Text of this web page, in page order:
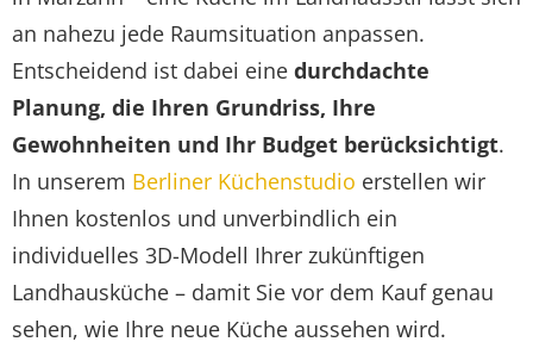
an nahezu jede Raumsituation anpassen.
Entscheidend ist dabei eine durchdachte
Planung, die Ihren Grundriss, Ihre
Gewohnheiten und Ihr Budget berücksichtigt.
In unserem Berliner Küchenstudio erstellen wir
Ihnen kostenlos und unverbindlich ein
individuelles 3D-Modell Ihrer zukünftigen
Landhausküche – damit Sie vor dem Kauf genau
sehen, wie Ihre neue Küche aussehen wird.